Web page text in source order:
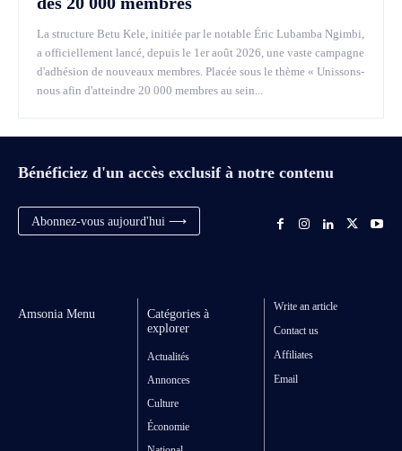
La structure Betu Kele, initiée par le notable Éric Lubamba Ngimbi,
a officiellement lancé, depuis le 1er août 2026, une vaste campagne
d'adhésion de nouveaux membres. Placée sous le thème « Unissons-
nous afin d'atteindre 20 000 membres au sein...
Bénéficiez d'un accès exclusif à notre contenu
Abonnez-vous aujourd'hui ⟶
Amsonia Menu
Catégories à
explorer
Actualités
Annonces
Culture
Économie
Write an article
Contact us
Affiliates
Email